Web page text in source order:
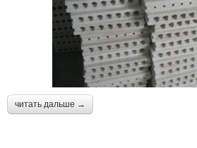
читать дальше →